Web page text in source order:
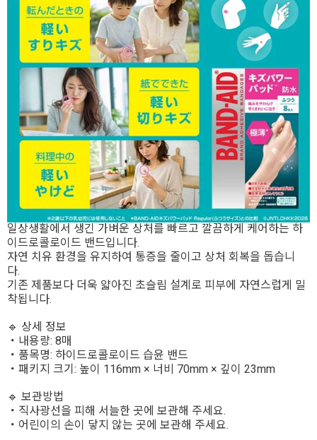
일상생활에서 생긴 가벼운 상처를 빠르고 깔끔하게 케어하는 하
이드로콜로이드 밴드입니다.
자연 치유 환경을 유지하여 통증을 줄이고 상처 회복을 돕습니
다.
기존 제품보다 더욱 얇아진 초슬림 설계로 피부에 자연스럽게 밀
착됩니다.
🔹 상세 정보
・내용량: 8매
・품목명: 하이드로콜로이드 습윤 밴드
・패키지 크기: 높이 116mm × 너비 70mm × 깊이 23mm
🔹 보관방법
・직사광선을 피해 서늘한 곳에 보관해 주세요.
・어린이의 손이 닿지 않는 곳에 보관해 주세요.